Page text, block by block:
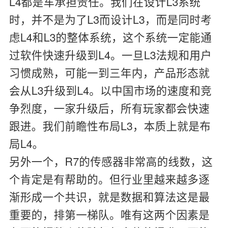
时，并不是为了L3而设计L3，而是同时考
虑L4和L3的整体系统，这个系统一定能通
过软件快速升级到L4。一旦L3法规和用户
习惯成熟，可能一到三年内，产品形态就
会从L3升级到L4。以中国市场的速度和竞
争烈度，一家升级后，所有玩家都会快速
跟进。我们前瞻性布局L3，本质上就是布
局L4。
另外一个，R7的传感器非常高的线数，这
个肯定是有帮助的。但行业里越来越多逐
渐形成一个共识，就是数据和算法这是最
重要的，排第一梯队。唯有这两个因素是